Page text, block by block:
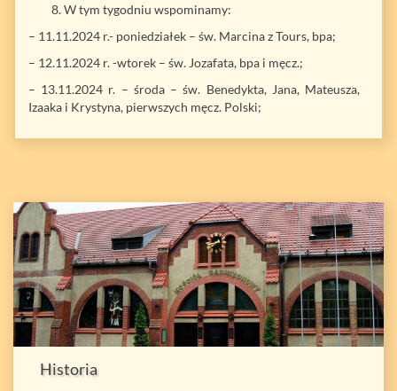
W tym tygodniu wspominamy:
– 11.11.2024 r.- poniedziałek – św. Marcina z Tours, bpa;
– 12.11.2024 r. -wtorek – św. Jozafata, bpa i męcz.;
– 13.11.2024 r. – środa – św. Benedykta, Jana, Mateusza,
Izaaka i Krystyna, pierwszych męcz. Polski;
Historia